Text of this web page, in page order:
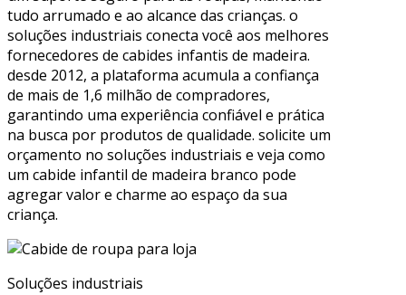
tudo arrumado e ao alcance das crianças. o
soluções industriais conecta você aos melhores
fornecedores de cabides infantis de madeira.
desde 2012, a plataforma acumula a confiança
de mais de 1,6 milhão de compradores,
garantindo uma experiência confiável e prática
na busca por produtos de qualidade. solicite um
orçamento no soluções industriais e veja como
um cabide infantil de madeira branco pode
agregar valor e charme ao espaço da sua
criança.
Soluções industriais